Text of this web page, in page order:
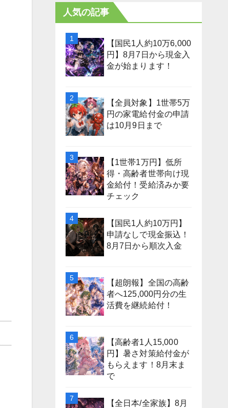
人気の記事
【国民1人約10万6,000
円】8月7日から現金入
金が始まります！
【全員対象】1世帯5万
円の家電給付金の申請
は10月9日まで
【1世帯1万円】低所
得・高齢者世帯向け現
金給付！受給済みか要
チェック
【国民1人約10万円】
申請なしで現金振込！
8月7日から順次入金
【超朗報】全国の高齢
者へ125,000円分の生
活費を継続給付！
【高齢者1人15,000
円】暑さ対策給付金が
もらえます！8月末ま
で
【全日本/全家族】8月